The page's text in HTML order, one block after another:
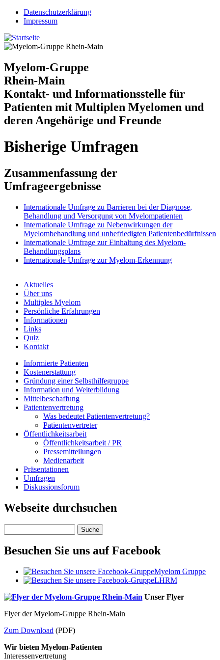
Jump to navigation
Datenschutzerklärung
Impressum
Myelom-Gruppe
Rhein-Main
Kontakt- und Informationsstelle für
Patienten mit Multiplen Myelomen und
deren Angehörige und Freunde
Bisherige Umfragen
Zusammenfassung der
Umfrageergebnisse
Internationale Umfrage zu Barrieren bei der Diagnose,
Behandlung und Versorgung von Myelompatienten
Internationale Umfrage zu Nebenwirkungen der
Myelombehandlung und unbefriedigten Patientenbedürfnissen
Internationale Umfrage zur Einhaltung des Myelom-
Behandlungsplans
Internationale Umfrage zur Myelom-Erkennung
Aktuelles
Über uns
Multiples Myelom
Persönliche Erfahrungen
Informationen
Links
Quiz
Kontakt
Informierte Patienten
Kostenerstattung
Gründung einer Selbsthilfegruppe
Information und Weiterbildung
Mittelbeschaffung
Patientenvertretung
Was bedeutet Patientenvertretung?
Patientenvertreter
Öffentlichkeitsarbeit
Öffentlichkeitsarbeit / PR
Pressemitteilungen
Medienarbeit
Präsentationen
Umfragen
Diskussionsforum
Webseite durchsuchen
Besuchen Sie uns auf Facebook
Myelom Gruppe
LHRM
Unser Flyer
Flyer der Myelom-Gruppe Rhein-Main
Zum Download (PDF)
Wir bieten Myelom-Patienten
Interessenvertretung